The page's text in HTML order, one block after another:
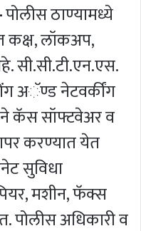
पोलीस ठाण्‍यामध्ये
कक्ष, लॉकअप,
सी.सी.टी.एन.एस.
अॅण्‍ड नेटवर्कींग
कॅस सॉफ्टवेअर व
करण्‍यात येत
सुविधा
मशीन, फॅक्स
अधिकारी व